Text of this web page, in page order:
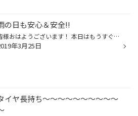
の日も安心＆安全!!
皆様おはようございます！ 本日はもうすぐ始まるＧＷに向けてのお話です！こんなタイヤを履いてるお客様おられませんか？ この様に溝が無いと雨の日の運転が危険です！カーブで滑ってしまったりブレーキを踏んでも 止まらない！タイヤの溝は水を吐き出す重要な役割をしております！ このようなタイ...
年3月25日
イヤ長持ち～～～～～～～～～～